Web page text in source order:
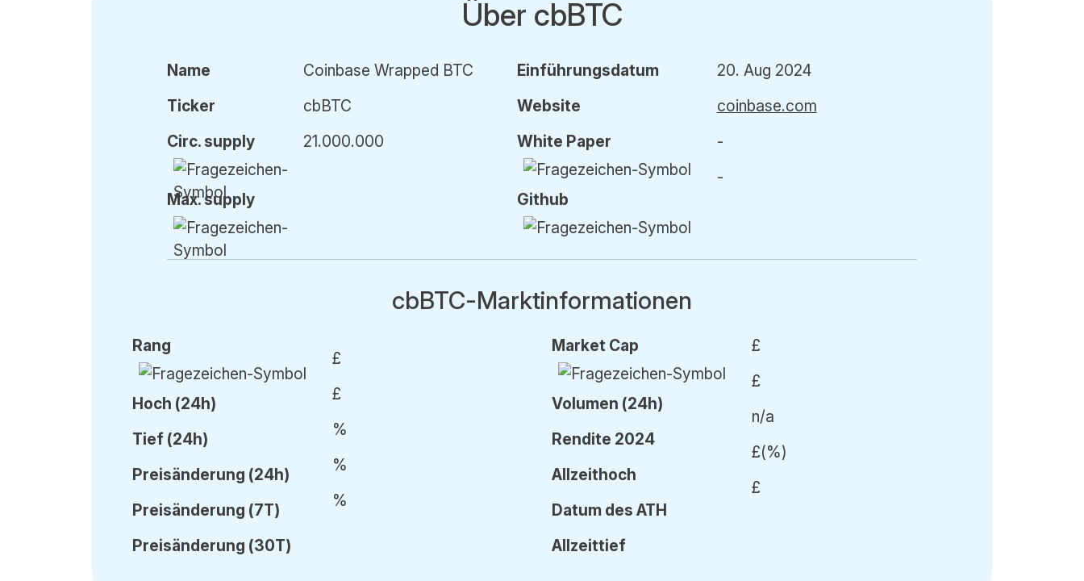
Über cbBTC
Name
Ticker
Circ. supply
Max. supply
Coinbase Wrapped BTC
cbBTC
21.000.000
Einführungsdatum
Website
White Paper
Github
20. Aug 2024
coinbase.com
-
-
cbBTC-Marktinformationen
Rang
Hoch (24h)
Tief (24h)
Preisänderung (24h)
Preisänderung (7T)
Preisänderung (30T)
£
£
%
%
%
Market Cap
Volumen (24h)
Rendite 2024
Allzeithoch
Datum des ATH
Allzeittief
£
£
n/a
£(%)
£